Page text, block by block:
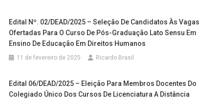
Edital Nº. 02/DEAD/2025 – Seleção De Candidatos Às Vagas
Ofertadas Para O Curso De Pós-Graduação Lato Sensu Em
Ensino De Educação Em Direitos Humanos
11 de fevereiro de 2025 Ricardo Brasil
Edital 06/DEAD/2025 – Eleição Para Membros Docentes Do
Colegiado Único Dos Cursos De Licenciatura A Distância